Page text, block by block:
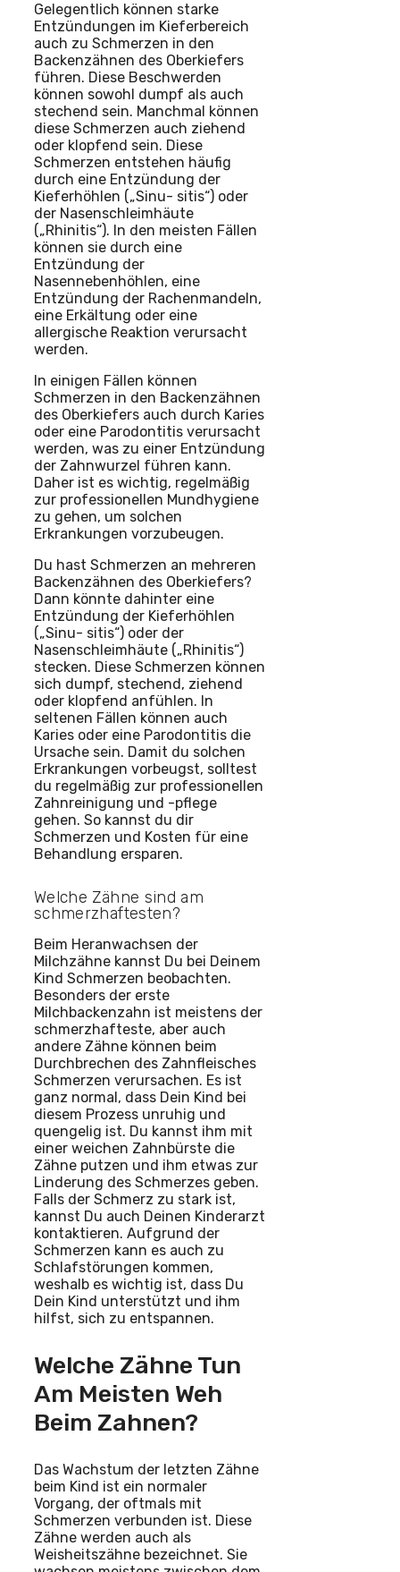
Gelegentlich können starke
Entzündungen im Kieferbereich
auch zu Schmerzen in den
Backenzähnen des Oberkiefers
führen. Diese Beschwerden
können sowohl dumpf als auch
stechend sein. Manchmal können
diese Schmerzen auch ziehend
oder klopfend sein. Diese
Schmerzen entstehen häufig
durch eine Entzündung der
Kieferhöhlen („Sinu- sitis“) oder
der Nasenschleimhäute
(„Rhinitis“). In den meisten Fällen
können sie durch eine
Entzündung der
Nasennebenhöhlen, eine
Entzündung der Rachenmandeln,
eine Erkältung oder eine
allergische Reaktion verursacht
werden.
In einigen Fällen können
Schmerzen in den Backenzähnen
des Oberkiefers auch durch Karies
oder eine Parodontitis verursacht
werden, was zu einer Entzündung
der Zahnwurzel führen kann.
Daher ist es wichtig, regelmäßig
zur professionellen Mundhygiene
zu gehen, um solchen
Erkrankungen vorzubeugen.
Du hast Schmerzen an mehreren
Backenzähnen des Oberkiefers?
Dann könnte dahinter eine
Entzündung der Kieferhöhlen
(„Sinu- sitis“) oder der
Nasenschleimhäute („Rhinitis“)
stecken. Diese Schmerzen können
sich dumpf, stechend, ziehend
oder klopfend anfühlen. In
seltenen Fällen können auch
Karies oder eine Parodontitis die
Ursache sein. Damit du solchen
Erkrankungen vorbeugst, solltest
du regelmäßig zur professionellen
Zahnreinigung und -pflege
gehen. So kannst du dir
Schmerzen und Kosten für eine
Behandlung ersparen.
Welche Zähne sind am
schmerzhaftesten?
Beim Heranwachsen der
Milchzähne kannst Du bei Deinem
Kind Schmerzen beobachten.
Besonders der erste
Milchbackenzahn ist meistens der
schmerzhafteste, aber auch
andere Zähne können beim
Durchbrechen des Zahnfleisches
Schmerzen verursachen. Es ist
ganz normal, dass Dein Kind bei
diesem Prozess unruhig und
quengelig ist. Du kannst ihm mit
einer weichen Zahnbürste die
Zähne putzen und ihm etwas zur
Linderung des Schmerzes geben.
Falls der Schmerz zu stark ist,
kannst Du auch Deinen Kinderarzt
kontaktieren. Aufgrund der
Schmerzen kann es auch zu
Schlafstörungen kommen,
weshalb es wichtig ist, dass Du
Dein Kind unterstützt und ihm
hilfst, sich zu entspannen.
Welche Zähne Tun
Am Meisten Weh
Beim Zahnen?
Das Wachstum der letzten Zähne
beim Kind ist ein normaler
Vorgang, der oftmals mit
Schmerzen verbunden ist. Diese
Zähne werden auch als
Weisheitszähne bezeichnet. Sie